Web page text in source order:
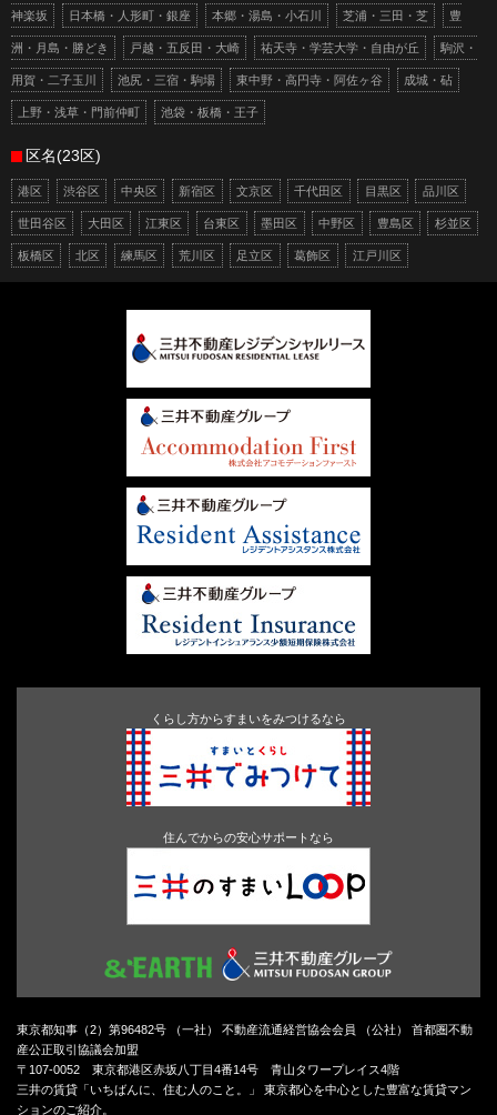
神楽坂 日本橋・人形町・銀座 本郷・湯島・小石川 芝浦・三田・芝 豊
洲・月島・勝どき 戸越・五反田・大崎 祐天寺・学芸大学・自由が丘 駒沢・
用賀・二子玉川 池尻・三宿・駒場 東中野・高円寺・阿佐ヶ谷 成城・砧
上野・浅草・門前仲町 池袋・板橋・王子
区名(23区)
港区 渋谷区 中央区 新宿区 文京区 千代田区 目黒区 品川区
世田谷区 大田区 江東区 台東区 墨田区 中野区 豊島区 杉並区
板橋区 北区 練馬区 荒川区 足立区 葛飾区 江戸川区
くらし方からすまいをみつけるなら
住んでからの安心サポートなら
東京都知事（2）第96482号 （一社） 不動産流通経営協会会員 （公社） 首都圏不動
産公正取引協議会加盟
〒107-0052 東京都港区赤坂八丁目4番14号 青山タワープレイス4階
三井の賃貸「いちばんに、住む人のこと。」 東京都心を中心とした豊富な賃貸マン
ションのご紹介。